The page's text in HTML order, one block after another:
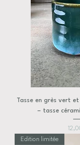
Tasse en grès vert
– tasse
Prix
Edition limitée